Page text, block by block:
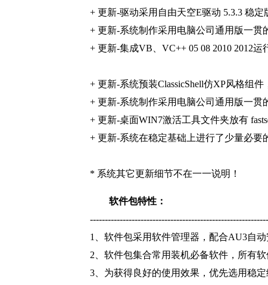
+ 更新-驱动采用自由天空E驱动 5.3.3 稳定
+ 更新-系统制作采用电脑公司通用版一贯
+ 更新-集成VB、VC++ 05 08 2010 2012
+ 更新-系统预装ClassicShell仿XP风格组
+ 更新-系统制作采用电脑公司通用版一贯
+ 更新-桌面WIN7激活工具文件夹放有
+ 更新-系统在稳定基础上进行了少量必
* 系统其它更新细节不在一一说明！
软件包特性：
1、软件包采用软件管理器，配合AU3自
2、软件包集合常用装机必备软件，所有
3、为获得良好的使用效果，优先选用稳